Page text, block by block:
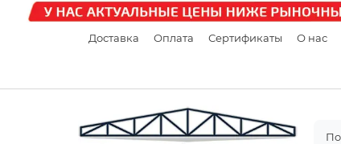
Доставка Оплата Сертификаты О нас